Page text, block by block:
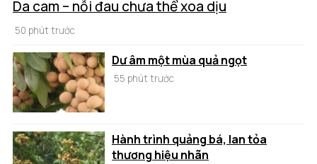
Da cam – nỗi đau chưa thể xoa dịu
50 phút trước
Dư âm một mùa quả ngọt
55 phút trước
Hành trình quảng bá, lan tỏa
thương hiệu nhãn